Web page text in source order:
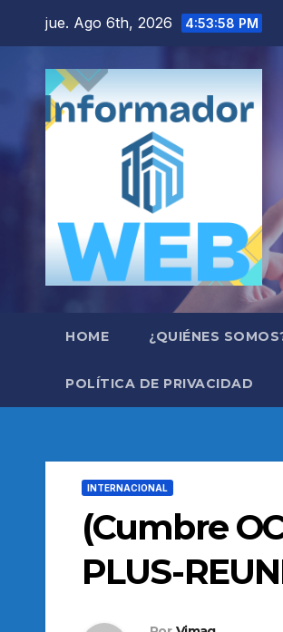
contenido
jue. Ago 6th, 2026 4:53:59 PM
HOME ¿QUIÉNES
POLÍTICA DE PRIVACIDAD
INTERNACIONAL
(Cumbre
PLUS-